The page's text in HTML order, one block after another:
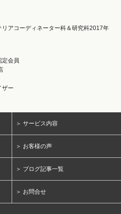
アコーディネーター科＆研究科2017年
会員
ザー
＞ サービス内容
＞ お客様の声
＞ ブログ記事一覧
＞ お問合せ